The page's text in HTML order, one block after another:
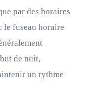
par des horaires
le fuseau horaire
de nuit,
un rythme